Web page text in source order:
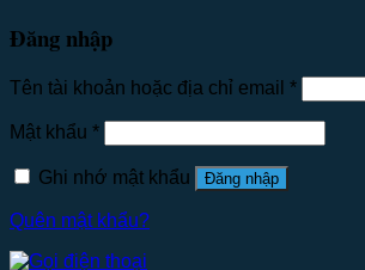
Đăng nhập
Tên tài khoản hoặc địa chỉ email *
Mật khẩu *
Ghi nhớ mật khẩu Đăng nhập
Quên mật khẩu?